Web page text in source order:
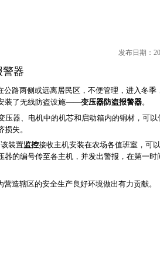
发布日期：
警器
路两侧或远离居民区，不便管理，进入冬季
装了无线防盗设施——变压器防盗报警器。
器、电机中的机芯和启动箱内的铜材，可以
失。
装置监控接收主机安装在农场各值班室，可
的编号传至各主机，并发出警报，在第一时
造辖区的安全生产良好环境做出有力贡献。